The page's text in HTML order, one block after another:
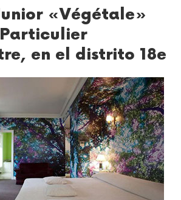
«Végétale»
en el distrito 18e